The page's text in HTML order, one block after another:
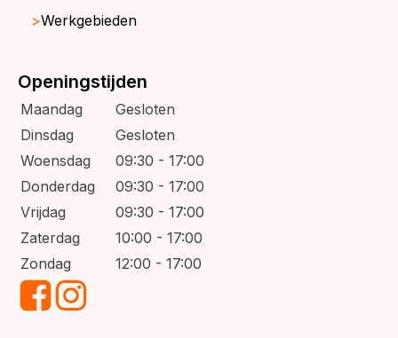
Werkgebieden
Openingstijden
Maandag
Gesloten
Dinsdag
Gesloten
Woensdag
09:30 - 17:00
Donderdag
09:30 - 17:00
Vrijdag
09:30 - 17:00
Zaterdag
10:00 - 17:00
Zondag
12:00 - 17:00